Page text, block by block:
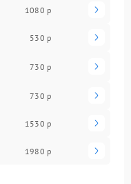
1080 р
530 р
730 р
730 р
1530 р
1980 р